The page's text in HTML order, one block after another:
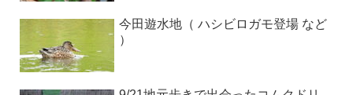
今田遊水地（ ハシビロガモ登場 など
）